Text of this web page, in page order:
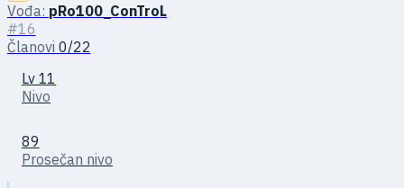
Vođa: pRo100_ConTroL
#16
Članovi 0/22
Lv 11
Nivo
89
Prosečan nivo